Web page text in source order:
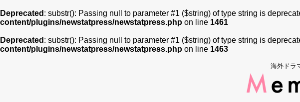
Deprecated : substr(): Passing null to parameter #1 ($string) of type string is
content/plugins/newstatpress/newstatpress.php on line 1461
Deprecated : substr(): Passing null to parameter #1 ($string) of type string is
content/plugins/newstatpress/newstatpress.php on line 1463
海外ドラ